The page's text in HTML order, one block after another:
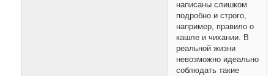
написаны слишком
подробно и строго,
например, правило о
кашле и чихании. В
реальной жизни
невозможно идеально
соблюдать такие